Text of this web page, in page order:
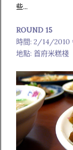
些...
ROUND 15
時間: 2/14/2010
地點: 首府米糕棧